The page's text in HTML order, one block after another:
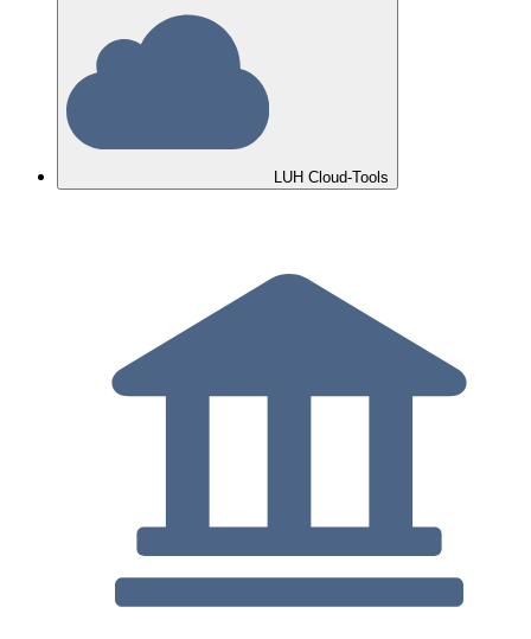
LUH Cloud-Tools